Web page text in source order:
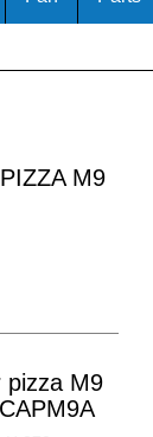
M9
pizza M9